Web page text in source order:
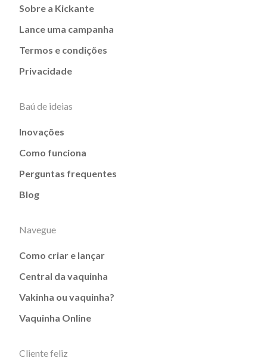
Sobre a Kickante
Lance uma campanha
Termos e condições
Privacidade
Baú de ideias
Inovações
Como funciona
Perguntas frequentes
Blog
Navegue
Como criar e lançar
Central da vaquinha
Vakinha ou vaquinha?
Vaquinha Online
Cliente feliz